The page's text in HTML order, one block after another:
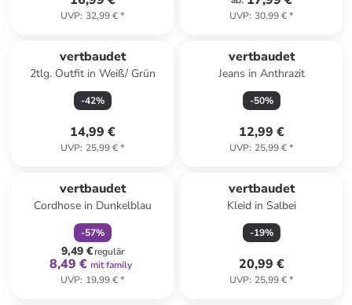
UVP: 32,99 €* UVP: 30,99 €*
vertbaudet
2tlg. Outfit in Weiß/ Grün
-42%
14,99 €
UVP: 25,99 €*
vertbaudet
Jeans in Anthrazit
-50%
12,99 €
UVP: 25,99 €*
vertbaudet
Cordhose in Dunkelblau
-57%
9,49 €regulär
8,49 € mit family
UVP: 19,99 €*
vertbaudet
Kleid in Salbei
-19%
20,99 €
UVP: 25,99 €*